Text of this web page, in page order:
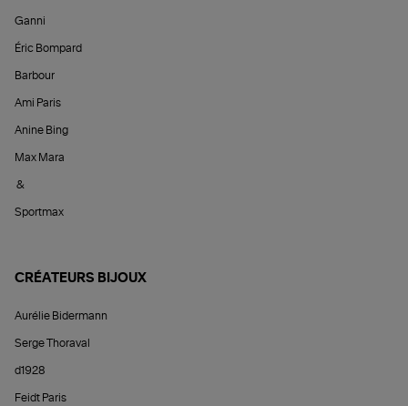
Ganni
Éric Bompard
Barbour
Ami Paris
Anine Bing
Max Mara
&
Sportmax
CRÉATEURS BIJOUX
Aurélie Bidermann
Serge Thoraval
d1928
Feidt Paris